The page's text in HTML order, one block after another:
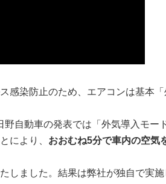
感染防止のため、エアコンは基本
自動車の発表では「外気導入モー
により、 おおむね5分で車内の空気
しました。結果は弊社が独自で実